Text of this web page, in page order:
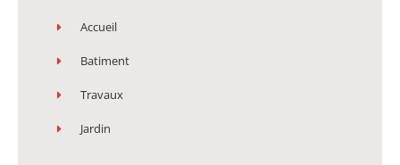
Accueil
Batiment
Travaux
Jardin